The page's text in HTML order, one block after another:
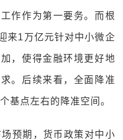
作作为第一要务。而根
来1万亿元针对中小微企
，使得金融环境更好地
。后续来看，全面降准
基点左右的降准空间。
预期，货币政策对中小